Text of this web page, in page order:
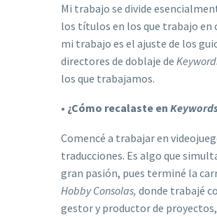
Mi trabajo se divide
los títulos en los que trabajo en
mi trabajo es el ajuste de los
directores de doblaje de
los que trabajamos.
• ¿Cómo recalaste en
Comencé a trabajar en
traducciones. Es algo que
gran pasión, pues terminé la
Hobby Consolas, donde trabajé
gestor y productor de